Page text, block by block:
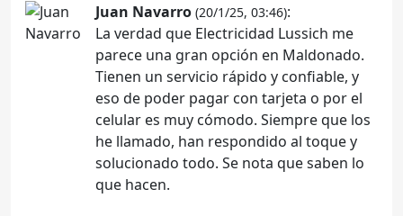
Juan Navarro (20/1/25, 03:46):
La verdad que Electricidad Lussich me
parece una gran opción en Maldonado.
Tienen un servicio rápido y confiable, y
eso de poder pagar con tarjeta o por el
celular es muy cómodo. Siempre que los
he llamado, han respondido al toque y
solucionado todo. Se nota que saben lo
que hacen.